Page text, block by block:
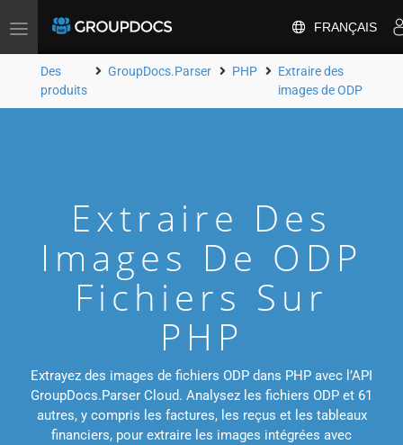
Toggle
FRANÇAIS
Des
produits
GroupDocs.Parser PHP
Extraire des
images de ODP
Extraire Des
Images De ODP
Fichiers Sur
PHP
Extrayez des images de fichiers ODP dans PHP avec l’API
GroupDocs.Parser Cloud. Analysez les fichiers ODP et 61
autres, y compris les factures, les reçus et les tableaux
financiers, pour extraire les images intégrées avec